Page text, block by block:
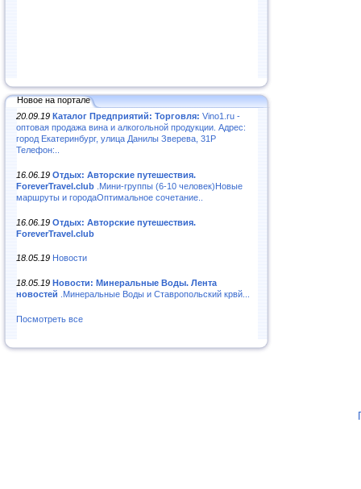
Новое на портале
20.09.19 Каталог Предприятий: Торговля: Vino1.ru -
оптовая продажа вина и алкогольной продукции. Адрес:
город Екатеринбург, улица Данилы Зверева, 31Р
Телефон:..
16.06.19 Отдых: Авторские путешествия.
ForeverTravel.club .Мини-группы (6-10 человек)Новые
маршруты и городаОптимальное сочетание..
16.06.19 Отдых: Авторские путешествия.
ForeverTravel.club
18.05.19 Новости
18.05.19 Новости: Минеральные Воды. Лента
новостей .Минеральные Воды и Ставропольский крвй...
Посмотреть все